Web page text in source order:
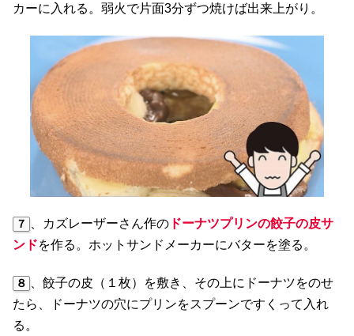
カーに入れる。弱火で片面3分ずつ焼けば出来上がり。
７ 、カズレーザーさん作の ドーナツプリンの餃子の皮サ
ンドを作る。ホットサンドメーカーにバターを塗る。
８ 、餃子の皮（１枚）を敷き、その上にドーナツをのせ
たら、ドーナツの穴にプリンをスプーンですくって入れ
る。